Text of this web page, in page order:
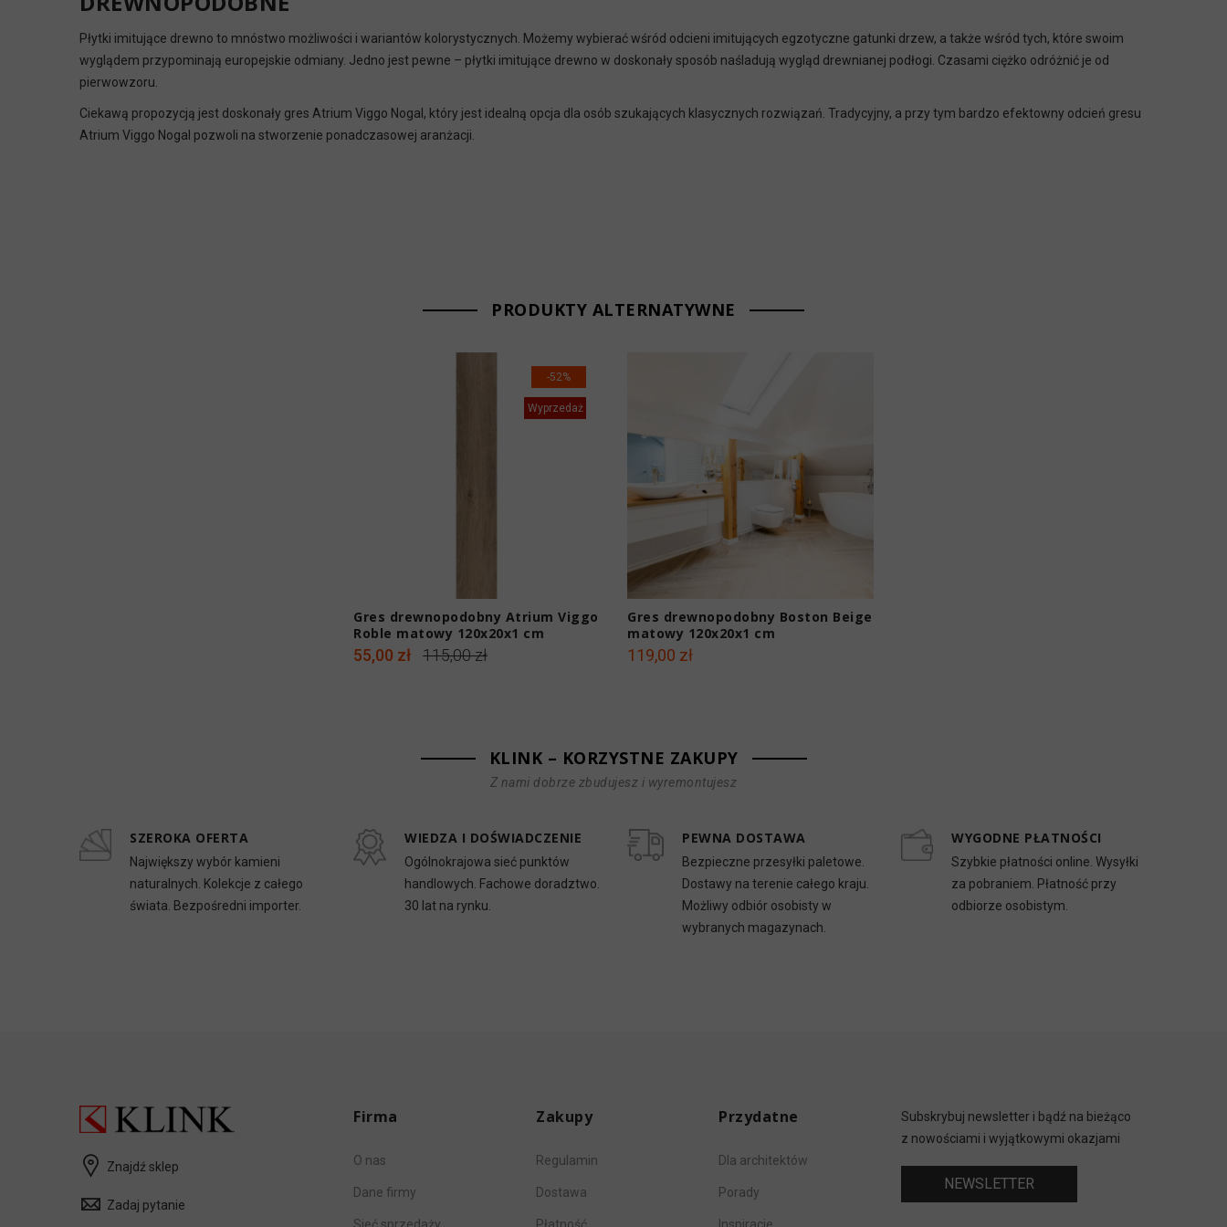
Płytki imitujące drewno to mnóstwo możliwości i wariantów kolorystycznych. Możemy wybierać wśród odcieni imitujących egzotyczne gatunki drzew, a także wśród tych, które swoim
wyglądem przypominają europejskie odmiany. Jedno jest pewne – płytki imitujące drewno w doskonały sposób naśladują wygląd drewnianej podłogi. Czasami ciężko odróżnić je od
pierwowzoru.
Ciekawą propozycją jest doskonały gres Atrium Viggo Nogal , który jest idealną opcja dla osób szukających klasycznych rozwiązań. Tradycyjny, a przy tym bardzo efektowny odcień gresu
Atrium Viggo Nogal pozwoli na stworzenie ponadczasowej aranżacji.
PRODUKTY ALTERNATYWNE
-52%
Wyprzedaż
Gres drewnopodobny Atrium Viggo
Roble matowy 120x20x1 cm
55,00 zł 115,00 zł
Gres drewnopodobny Boston Beige
matowy 120x20x1 cm
119,00 zł
KLINK – KORZYSTNE ZAKUPY
Z nami dobrze zbudujesz i wyremontujesz
SZEROKA OFERTA
Największy wybór kamieni
naturalnych. Kolekcje z całego
świata. Bezpośredni importer.
WIEDZA I DOŚWIADCZENIE
Ogólnokrajowa sieć punktów
handlowych. Fachowe doradztwo.
30 lat na rynku.
PEWNA DOSTAWA
Bezpieczne przesyłki paletowe.
Dostawy na terenie całego kraju.
Możliwy odbiór osobisty w
wybranych magazynach.
WYGODNE PŁATNOŚCI
Szybkie płatności online. Wysyłki
za pobraniem. Płatność przy
odbiorze osobistym.
Znajdź sklep
Zadaj pytanie
Firma
O nas
Dane firmy
Sieć sprzedaży
Zakupy
Regulamin
Dostawa
Płatność
Przydatne
Dla architektów
Porady
Inspiracje
Subskrybuj newsletter i bądź na bieżąco
z nowościami i wyjątkowymi okazjami
NEWSLETTER